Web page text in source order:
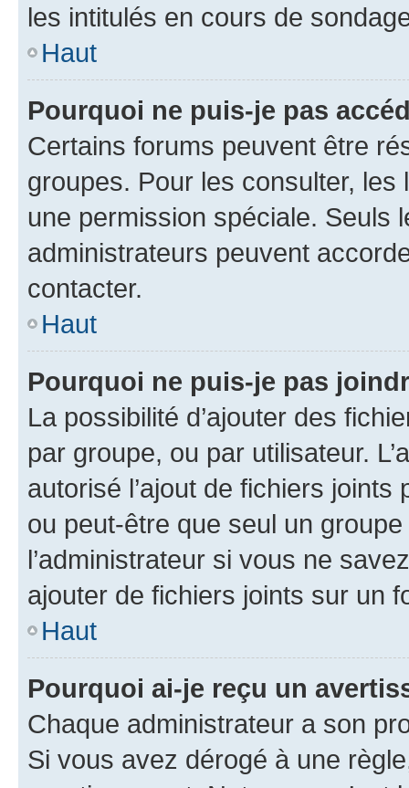
les intitulés en cours de
Haut
Pourquoi ne puis-je pas
Certains forums peuvent être
groupes. Pour les consulter,
une permission spéciale. Seuls
administrateurs peuvent
contacter.
Haut
Pourquoi ne puis-je pas
La possibilité d’ajouter des
par groupe, ou par utilisateur.
autorisé l’ajout de fichiers
ou peut-être que seul un
l’administrateur si vous ne
ajouter de fichiers joints sur un
Haut
Pourquoi ai-je reçu un
Chaque administrateur a son
Si vous avez dérogé à une